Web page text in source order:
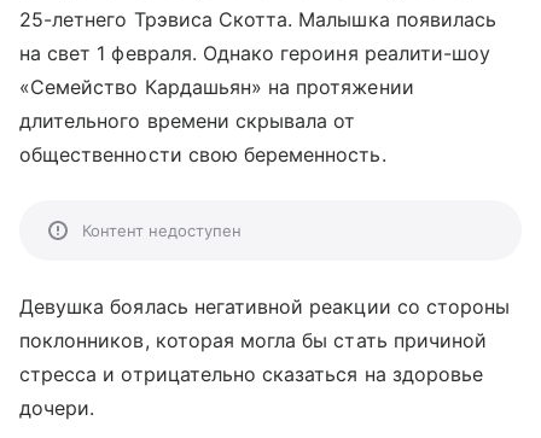
25-летнего Трэвиса Скотта. Малышка появилась
на свет 1 февраля. Однако героиня реалити-шоу
«Семейство Кардашьян» на протяжении
длительного времени скрывала от
общественности свою беременность.
Контент недоступен
Девушка боялась негативной реакции со стороны
поклонников, которая могла бы стать причиной
стресса и отрицательно сказаться на здоровье
дочери.